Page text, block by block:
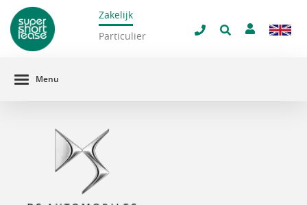
Zakelijk
Particulier
Menu
venster